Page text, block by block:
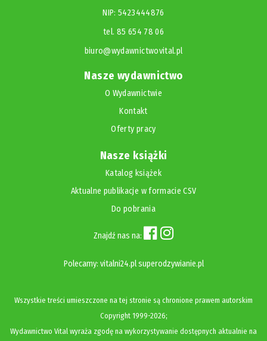
NIP: 5423444876
tel. 85 654 78 06
biuro@wydawnictwovital.pl
Nasze wydawnictwo
O Wydawnictwie
Kontakt
Oferty pracy
Nasze książki
Katalog książek
Aktualne publikacje w formacie CSV
Do pobrania
Znajdź nas na:
Polecamy: vitalni24.pl superodzywianie.pl
Wszystkie treści umieszczone na tej stronie są chronione prawem autorskim
Copyright1999-2026;
Wydawnictwo Vital wyraża zgodę na wykorzystywanie dostępnych aktualnie na